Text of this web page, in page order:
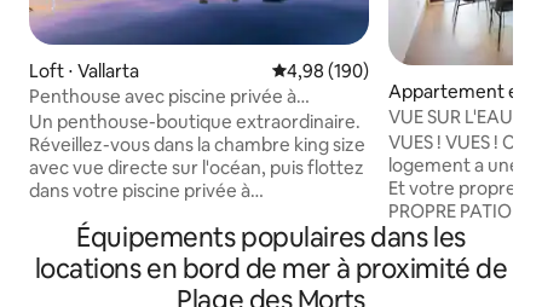
Loft ⋅ Vallarta Évaluation moyenne sur la
4,98 (190)
Penthouse avec piscine privée à
débordement, vue sur l'océan et plage
Un penthouse-boutique extraordinaire.
Réveillez-vous dans la chambre king size
avec vue directe sur l'océan, puis flottez
dans votre piscine privée à
s'étend jusqu'à l'horizon. Parfait pour
une escapade romantique. Le salon
dispose d'une télévision intelligente
Appartement en
⋅ Vallarta
VUE SUR L'EAU !
débordement !
VUES ! VUES !
logement a une
Et votre propre
PROPRE PATIO ! Il est situé dans
AMAPAS 353, un
PISCINE À
et salle de sport ! À 1 PÂTÉ DE MAISONS
Équipements populaires dans les
locations en bord de mer à proximité de